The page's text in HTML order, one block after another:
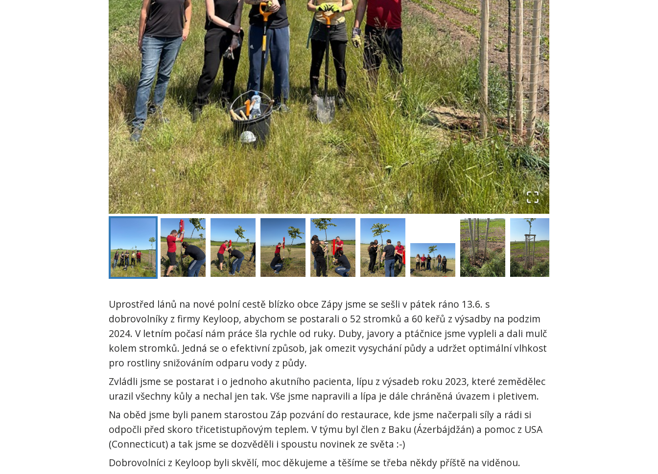
Uprostřed lánů na nové polní cestě blízko obce Zápy jsme se sešli v pátek ráno 13.6. s
dobrovolníky z firmy Keyloop, abychom se postarali o 52 stromků a 60 keřů z výsadby na podzim
2024. V letním počasí nám práce šla rychle od ruky. Duby, javory a ptáčnice jsme vypleli a dali mulč
kolem stromků. Jedná se o efektivní způsob, jak omezit vysychání půdy a udržet optimální vlhkost
pro rostliny snižováním odparu vody z půdy.
Zvládli jsme se postarat i o jednoho akutního pacienta, lípu z výsadeb roku 2023, které zemědělec
urazil všechny kůly a nechal jen tak. Vše jsme napravili a lípa je dále chráněná úvazem i pletivem.
Na oběd jsme byli panem starostou Záp pozvání do restaurace, kde jsme načerpali síly a rádi si
odpočli před skoro třicetistupňovým teplem. V týmu byl člen z Baku (Ázerbájdžán) a pomoc z USA
(Connecticut) a tak jsme se dozvěděli i spoustu novinek ze světa :-)
Dobrovolníci z Keyloop byli skvělí, moc děkujeme a těšíme se třeba někdy příště na viděnou.